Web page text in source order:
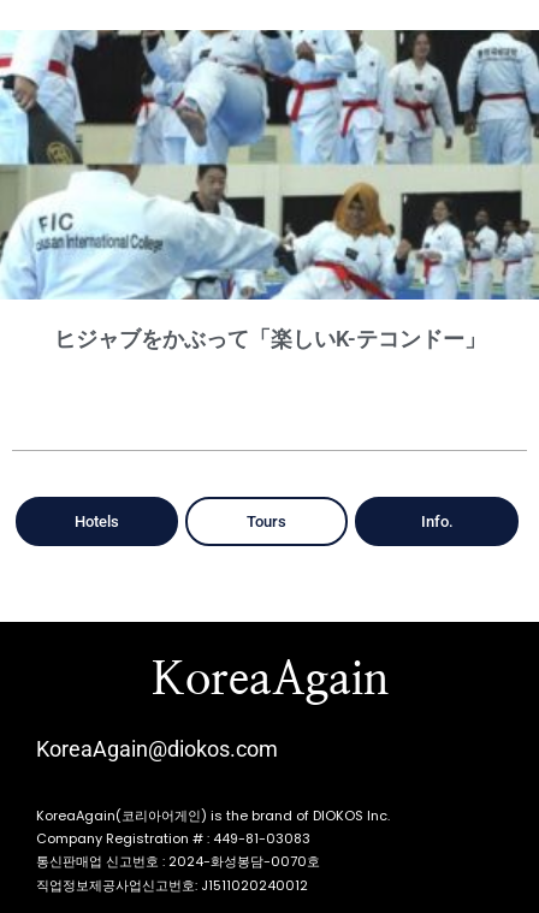
ヒジャブをかぶって「楽しいK-テコンドー」
Hotels Tours Info.
KoreaAgain
KoreaAgain@diokos.com
KoreaAgain(코리아어게인) is the brand of DIOKOS Inc.
Company Registration # : 449-81-03083
통신판매업 신고번호 : 2024-화성봉담-0070호
직업정보제공사업신고번호: J1511020240012